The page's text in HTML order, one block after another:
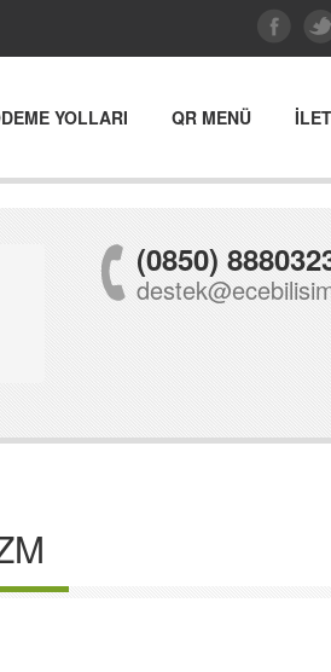
YOLLARI QR MENÜ
(0850)